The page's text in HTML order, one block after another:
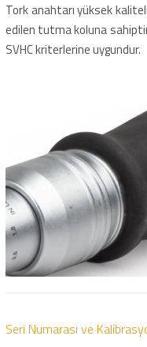
Tork anahtarı yüksek
edilen tutma koluna
SVHC kriterlerine uygundur.
Seri Numarası ve